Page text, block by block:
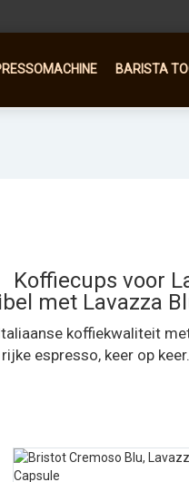
BARISTA
Koffiecups voor
met Lavazza
koffiekwaliteit
espresso, keer op
Vergelijk